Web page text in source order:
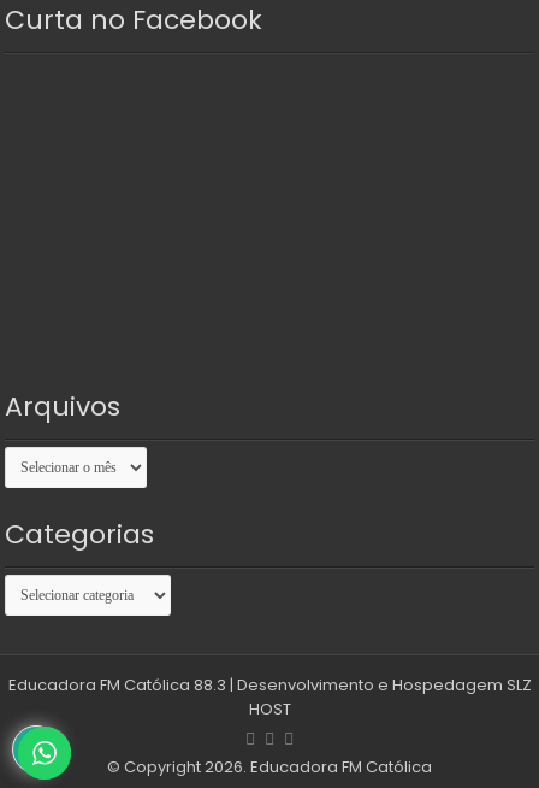
Curta no Facebook
Arquivos
Arquivos
Categorias
Categorias
Educadora FM Católica 88.3 | Desenvolvimento e Hospedagem SLZ
HOST
© Copyright 2026. Educadora FM Católica